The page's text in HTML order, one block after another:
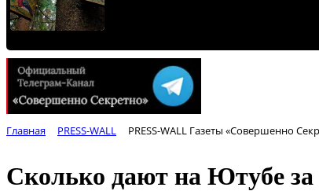
Главная PRESS-WALL PRESS-WALL Газеты «Совершенно
Сколько дают на Ютубе